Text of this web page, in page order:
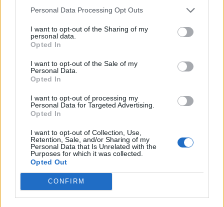
Personal Data Processing Opt Outs
I want to opt-out of the Sharing of my
personal data.
Opted In
I want to opt-out of the Sale of my
Personal Data.
Opted In
I want to opt-out of processing my
Personal Data for Targeted Advertising.
Opted In
I want to opt-out of Collection, Use,
Retention, Sale, and/or Sharing of my
Personal Data that Is Unrelated with the
Purposes for which it was collected.
Opted Out
CONFIRM
néhány helyen zivatar is. Nagy mennyiségű csapadékra
most nem kell számítani, de egy-egy intenzívebb góc rövid
idő alatt több milliméternyi eső is hullhat - ismertették,
MTI-hez csütörtökön eljuttatott országos...
KEDVES OLVASÓNK!
A keresett cikk a portfolio.hu hírarchívumához
regisztrációhoz kötött.
Az előfizetés a következőket tartalmazza:
Portfolio.hu teljes cikkarchívum
Kötéslisták: BÉT elmúlt 2 év napon belüli
kötéslistái